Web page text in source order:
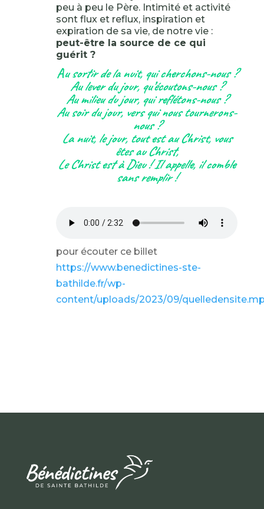
peu à peu le Père. Intimité et activité
sont flux et reflux, inspiration et
expiration de sa vie, de notre vie :
peut-être la source de ce qui
guérit ?
Au sortir de la nuit, qui cherchons-nous ?
Au lever du jour, qu’écoutons-nous ?
Au milieu du jour, qui reflétons-nous ?
Au soir du jour, vers qui nous tournerons-
nous ?
La nuit, le jour, tout est au Christ, vous
êtes au Christ,
Le Christ est à Dieu ! Il appelle, il comble
sans remplir !
pour écouter ce billet
https://www.benedictines-ste-
bathilde.fr/wp-
content/uploads/2023/09/